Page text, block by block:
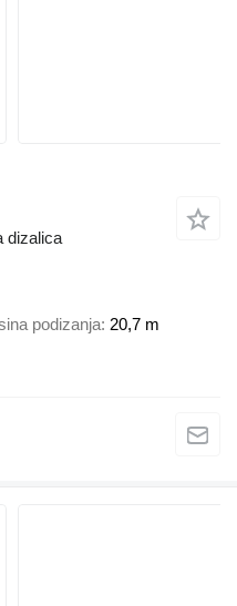
dizalica
podizanja 20,7 m